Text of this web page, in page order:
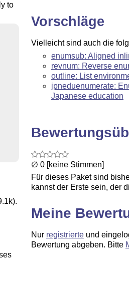
to
Vorschläge
Vielleicht sind auch die
enumsub: Aligned
revnum: Reverse
outline: List
jpneduenumerate:
Japanese education
∅ 0 [keine Stimmen]
Für dieses Paket sind
kannst der Erste sein, der
Meine
Nur registrierteund
Bewertung abgeben. Bitte